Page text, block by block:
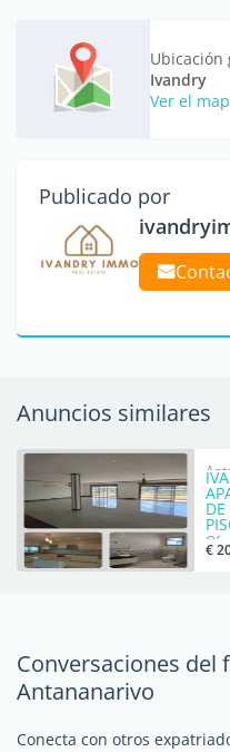
Ubicación
Ivandry
Ver el
Publicado por
Anuncios similares
€
Conversaciones del
Antananarivo
Conecta con otros